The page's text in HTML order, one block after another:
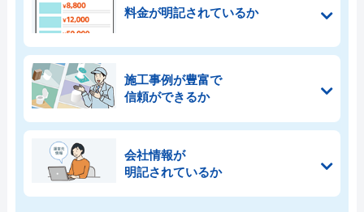
料金が明記されているか
施工事例が豊富で
信頼ができるか
会社情報が
明記されているか